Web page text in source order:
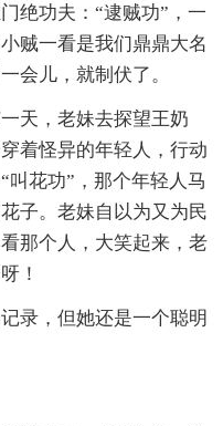
绝功夫：“逮贼功”，一
贼一看是我们鼎鼎大名
会儿，就制伏了。
天，老妹去探望王奶
着怪异的年轻人，行动
叫花功”，那个年轻人马
子。老妹自以为又为民
那个人，大笑起来，老
！
录，但她还是一个聪明